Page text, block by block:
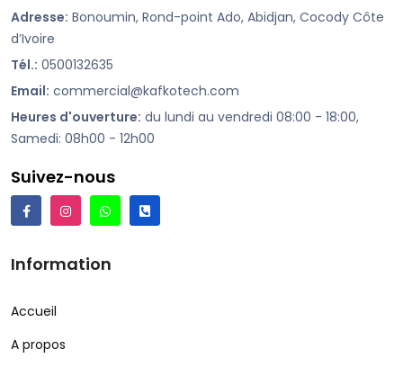
Adresse: Bonoumin, Rond-point Ado, Abidjan, Cocody Côte
d’Ivoire
Tél.: 0500132635
Email: commercial@kafkotech.com
Heures d'ouverture: du lundi au vendredi 08:00 - 18:00,
Samedi: 08h00 - 12h00
Suivez-nous
Information
Accueil
A propos